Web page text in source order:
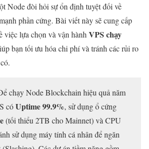
Node đòi hỏi sự ổn định tuyệt đối về
phần cứng. Bài viết này sẽ cung cấp
việc lựa chọn và vận hành VPS chạy
bạn tối ưu hóa chi phí và tránh các rủi ro
chạy Node Blockchain hiệu quả năm
cóUptime 99.9%, sử dụng ổ cứng
(tối thiểu 2TB cho Mainnet) và CPU
sử dụng máy tính cá nhân để ngăn